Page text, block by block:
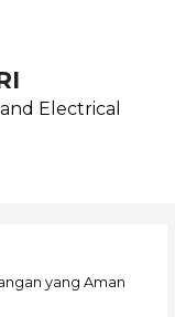
Electrical
yang Aman